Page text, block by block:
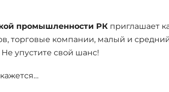
промышленности РК приглашает
торговые компании, малый и
упустите свой шанс!